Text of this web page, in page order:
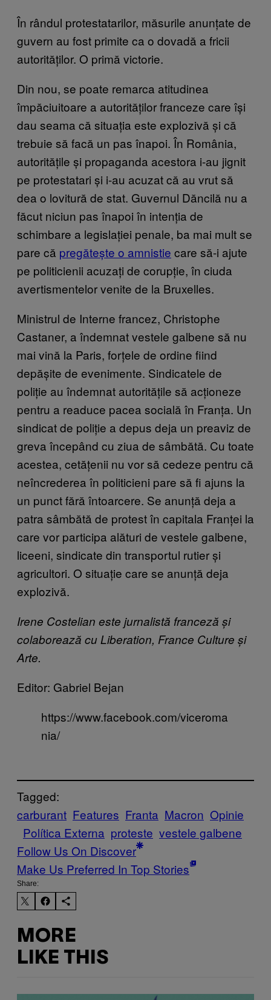
În rândul protestatarilor, măsurile anunțate de
guvern au fost primite ca o dovadă a fricii
autorităților. O primă victorie.
Din nou, se poate remarca atitudinea
împăciuitoare a autorităților franceze care își
dau seama că situația este explozivă și că
trebuie să facă un pas înapoi. În România,
autoritățile și propaganda acestora i-au jignit
pe protestatari și i-au acuzat că au vrut să
dea o lovitură de stat. Guvernul Dăncilă nu a
făcut niciun pas înapoi în intenția de
schimbare a legislației penale, ba mai mult se
pare că pregătește o amnistie care să-i ajute
pe politicienii acuzați de corupție, în ciuda
avertismentelor venite de la Bruxelles.
Ministrul de Interne francez, Christophe
Castaner, a îndemnat vestele galbene să nu
mai vină la Paris, forțele de ordine fiind
depășite de evenimente. Sindicatele de
poliție au îndemnat autoritățile să acționeze
pentru a readuce pacea socială în Franța. Un
sindicat de poliție a depus deja un preaviz de
greva începând cu ziua de sâmbătă. Cu toate
acestea, cetățenii nu vor să cedeze pentru că
neîncrederea în politicieni pare să fi ajuns la
un punct fără întoarcere. Se anunță deja a
patra sâmbătă de protest în capitala Franței la
care vor participa alături de vestele galbene,
liceeni, sindicate din transportul rutier și
agricultori. O situație care se anunță deja
explozivă.
Irene Costelian este jurnalistă franceză și
colaborează cu Liberation, France Culture și
Arte.
Editor: Gabriel Bejan
https://www.facebook.com/viceroma
nia/
Tagged:
carburant Features Franta Macron Opinie
Política Externa proteste vestele galbene
Follow Us On Discover
Make Us Preferred In Top Stories
Share:
MORE
LIKE THIS